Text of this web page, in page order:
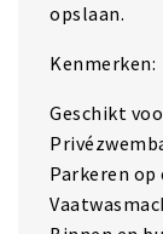
opslaan.
Kenmerken:
Geschikt
Parkeren